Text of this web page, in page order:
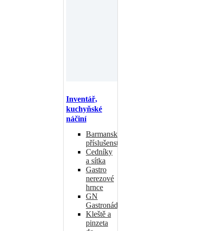
Inventář,
kuchyňské
náčiní
Barmanské
příslušenství
Cedníky
a sítka
Gastro
nerezové
hrnce
GN
Gastronádoby
Kleště a
pinzeta